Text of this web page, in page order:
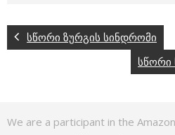
სწორი ზურგის სინდრომი
სწორი
We are a participant in the